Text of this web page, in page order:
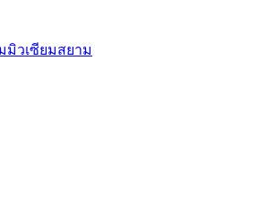
วเซียมสยาม